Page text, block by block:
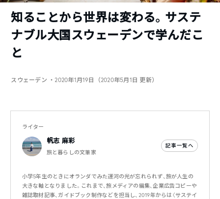
知ることから世界は変わる。サステ
ナブル大国スウェーデンで学んだこ
と
スウェーデン ・2020年1月19日（2020年5月1日 更新）
ライター
帆志 麻彩
旅と暮らしの文筆家
記事一覧へ
小学5年生のときにオランダでみた運河の光が忘れられず、旅が人生の
大きな軸となりました。これまで、旅メディアの編集、企業広告コピーや
雑誌取材記事、ガイドブック制作などを担当し、2019年からは〈サステイ